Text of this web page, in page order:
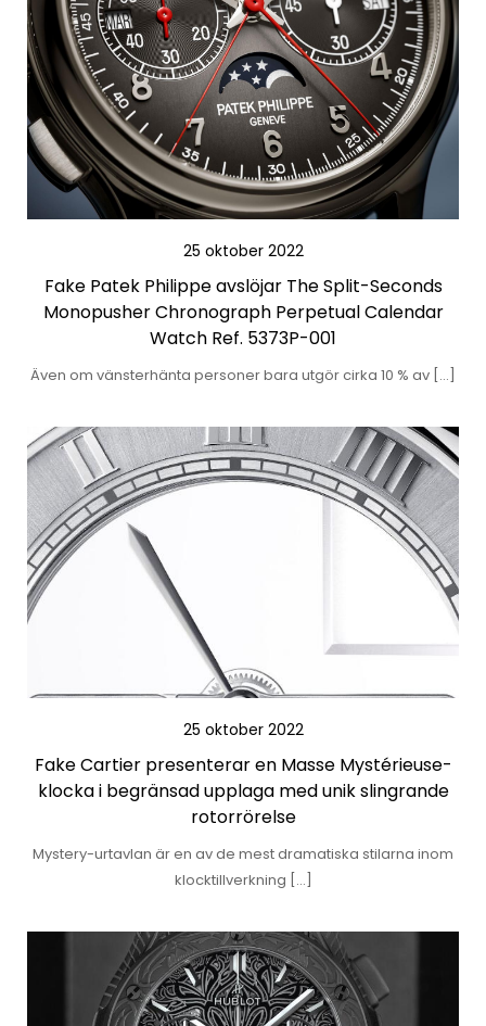
25 oktober 2022
Fake Patek Philippe avslöjar The Split-Seconds
Monopusher Chronograph Perpetual Calendar
Watch Ref. 5373P-001
Även om vänsterhänta personer bara utgör cirka 10 % av […]
25 oktober 2022
Fake Cartier presenterar en Masse Mystérieuse-
klocka i begränsad upplaga med unik slingrande
rotorrörelse
Mystery-urtavlan är en av de mest dramatiska stilarna inom
klocktillverkning […]